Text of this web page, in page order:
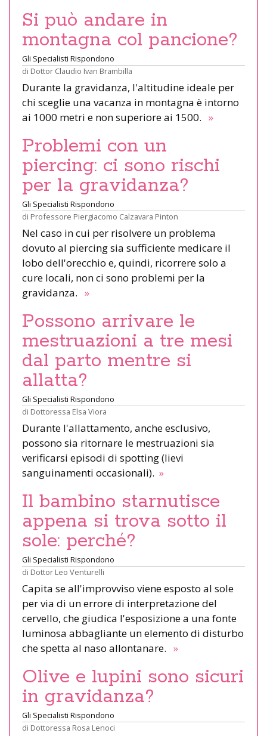
Si può andare in
montagna col pancione?
Gli Specialisti Rispondono
di Dottor Claudio Ivan Brambilla
Durante la gravidanza, l'altitudine ideale per
chi sceglie una vacanza in montagna è intorno
ai 1000 metri e non superiore ai 1500. »
Problemi con un
piercing: ci sono rischi
per la gravidanza?
Gli Specialisti Rispondono
di Professore Piergiacomo Calzavara Pinton
Nel caso in cui per risolvere un problema
dovuto al piercing sia sufficiente medicare il
lobo dell'orecchio e, quindi, ricorrere solo a
cure locali, non ci sono problemi per la
gravidanza. »
Possono arrivare le
mestruazioni a tre mesi
dal parto mentre si
allatta?
Gli Specialisti Rispondono
di Dottoressa Elsa Viora
Durante l'allattamento, anche esclusivo,
possono sia ritornare le mestruazioni sia
verificarsi episodi di spotting (lievi
sanguinamenti occasionali). »
Il bambino starnutisce
appena si trova sotto il
sole: perché?
Gli Specialisti Rispondono
di Dottor Leo Venturelli
Capita se all'improvviso viene esposto al sole
per via di un errore di interpretazione del
cervello, che giudica l'esposizione a una fonte
luminosa abbagliante un elemento di disturbo
che spetta al naso allontanare. »
Olive e lupini sono sicuri
in gravidanza?
Gli Specialisti Rispondono
di Dottoressa Rosa Lenoci